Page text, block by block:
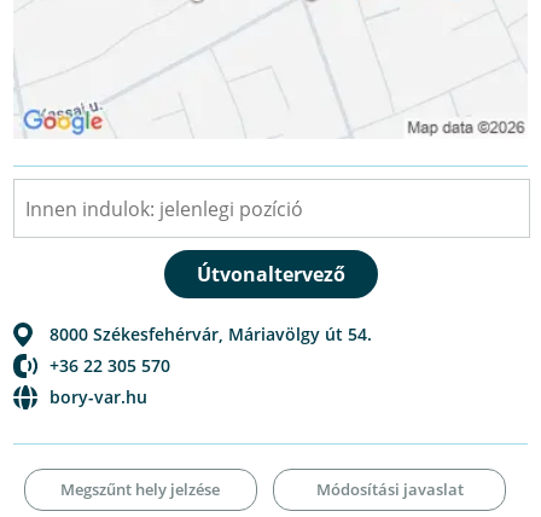
8000 Székesfehérvár, Máriavölgy út 54.
+36 22 305 570
bory-var.hu
Megszűnt hely jelzése Módosítási javaslat